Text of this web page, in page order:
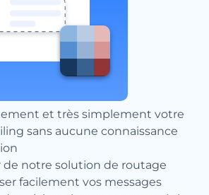
et très simplement votre
sans aucune connaissance
de notre solution de routage
facilement vos messages